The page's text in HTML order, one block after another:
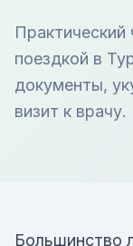
поездкой в
документы,
визит к врачу.
Большинство